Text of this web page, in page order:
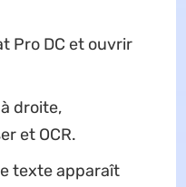
Pro DC et ouvrir
droite,
et OCR.
texte apparaît